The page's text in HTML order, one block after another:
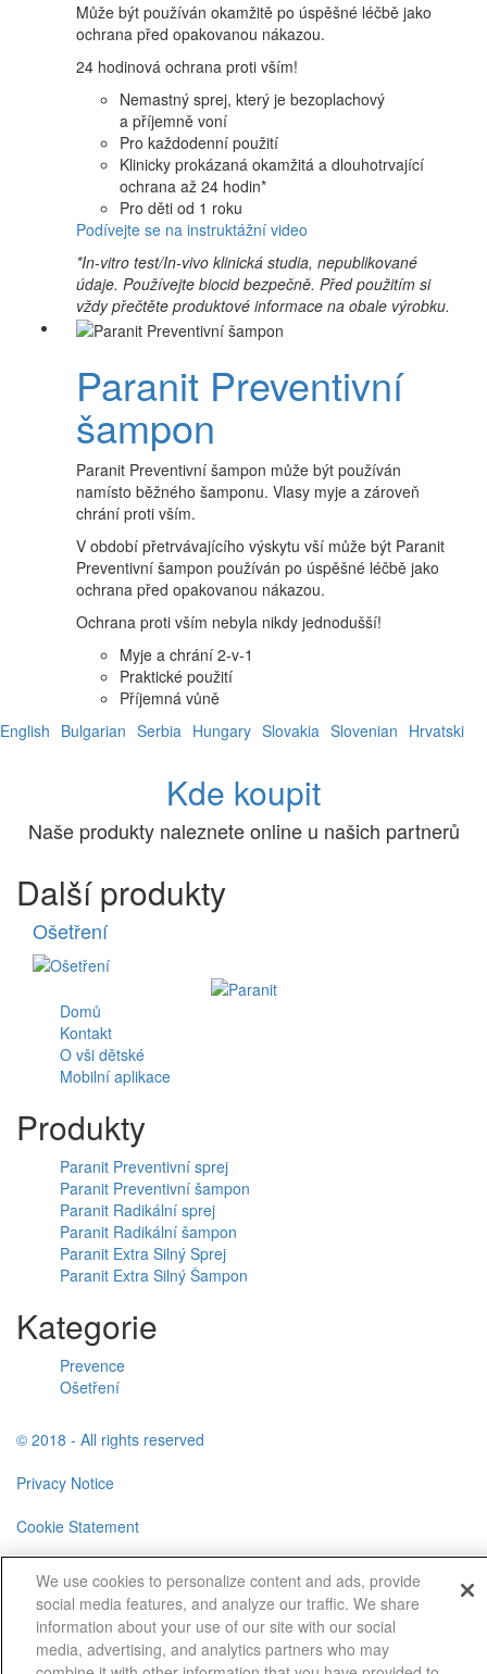
Může být používán okamžitě po úspěšné léčbě jako
ochrana před opakovanou nákazou.
24 hodinová ochrana proti vším!
Nemastný sprej, který je bezoplachový
a příjemně voní
Pro každodenní použití
Klinicky prokázaná okamžitá a dlouhotrvající
ochrana až 24 hodin*
Pro děti od 1 roku
Podívejte se na instruktážní video
*In-vitro test/In-vivo klinická studia, nepublikované
údaje. Používejte biocid bezpečně. Před použitím si
vždy přečtěte produktové informace na obale výrobku.
Paranit Preventivní
šampon
Paranit Preventivní šampon může být používán
namísto běžného šamponu. Vlasy myje a zároveň
chrání proti vším.
V období přetrvávajícího výskytu vší může být Paranit
Preventivní šampon používán po úspěšné léčbě jako
ochrana před opakovanou nákazou.
Ochrana proti vším nebyla nikdy jednodušší!
Myje a chrání 2-v-1
Praktické použití
Příjemná vůně
English Bulgarian Serbia Hungary Slovakia Slovenian Hrvatski
Kde koupit
Naše produkty naleznete online u našich partnerů
Další produkty
Ošetření
Domů
Kontakt
O vši dětské
Mobilní aplikace
Produkty
Paranit Preventivní sprej
Paranit Preventivní šampon
Paranit Radikální sprej
Paranit Radikální šampon
Paranit Extra Silný Sprej
Paranit Extra Silný Šampon
Kategorie
Prevence
Ošetření
© 2018 - All rights reserved
Privacy Notice
Cookie Statement
Sitemap
Cookies Settings Privacy Policy
We use cookies to personalize content and ads, provide
social media features, and analyze our traffic. We share
information about your use of our site with our social
media, advertising, and analytics partners who may